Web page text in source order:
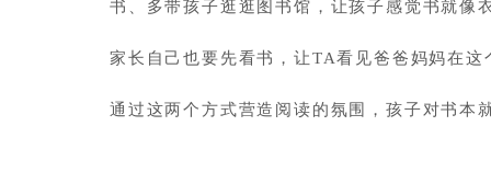
书、多带孩子逛逛图书馆，让孩子感觉书就像
家长自己也要先看书，让TA看见爸爸妈妈在
通过这两个方式营造阅读的氛围，孩子对书本